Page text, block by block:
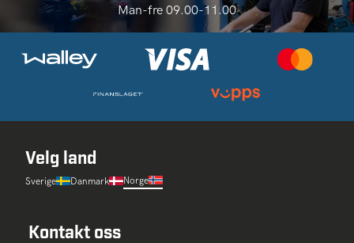
Man-fre 09.00-11.00
Velg land
Sverige Danmark Norge
Kontakt oss